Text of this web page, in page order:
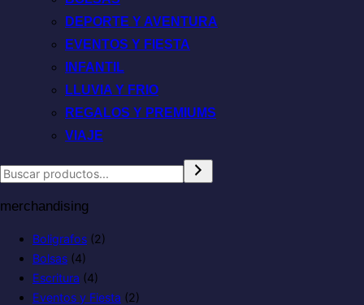
DEPORTE Y AVENTURA
EVENTOS Y FIESTA
INFANTIL
LLUVIA Y FRIO
REGALOS Y PREMIUMS
VIAJE
merchandising
Boligrafos (2)
Bolsas (4)
Escritura (4)
Eventos y Fiesta (2)